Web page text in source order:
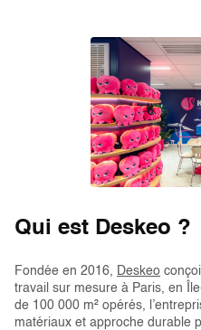
Qui est Deskeo ?
Fondée en 2016, Deskeo
travail sur mesure à Paris, en
de 100 000 m² opérés,
matériaux et approche durable